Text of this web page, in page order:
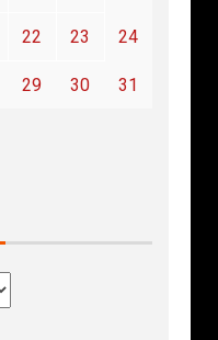
22 23 24
29 30 31